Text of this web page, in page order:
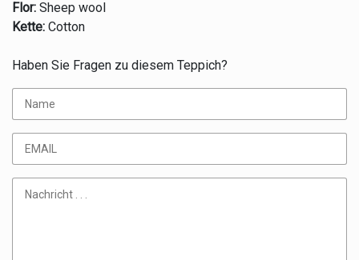
Flor: Sheep wool
Kette: Cotton
Haben Sie Fragen zu diesem Teppich?